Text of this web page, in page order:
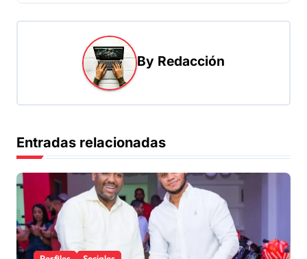
i
n
d
e
n
By Redacción
Entradas relacionadas